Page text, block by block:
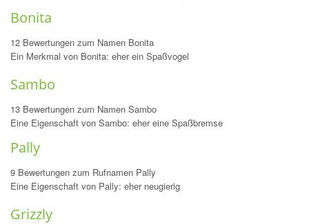
Bonita
12 Bewertungen zum Namen Bonita
Ein Merkmal von Bonita: eher ein Spaßvogel
Sambo
13 Bewertungen zum Namen Sambo
Eine Eigenschaft von Sambo: eher eine Spaßbremse
Pally
9 Bewertungen zum Rufnamen Pally
Eine Eigenschaft von Pally: eher neugierig
Grizzly